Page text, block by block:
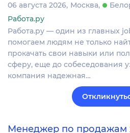
06 августа 2026 Москва
Работа.ру
Работа.ру — один из главных
помогаем людям не только
прокачать свои навыки или
сферу, еще до собеседования
компания надежная…
Менеджер по продажам